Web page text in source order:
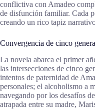
conflictiva con Amadeo
de disfunción familiar. Cada
creando un rico tapiz
Convergencia de cinco
La novela abarca el primer
las intersecciones de cinco
intentos de paternidad de
personales; el alcoholismo a
navegando por los desafíos
atrapada entre su madre,